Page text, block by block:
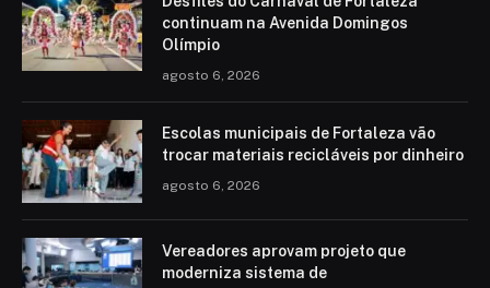
continuam na Avenida Domingos
Olímpio
agosto 6, 2026
Escolas municipais de Fortaleza vão
trocar materiais recicláveis por dinheiro
agosto 6, 2026
Vereadores aprovam projeto que
moderniza sistema de